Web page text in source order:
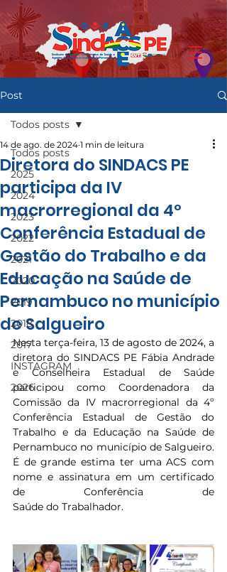
Post
Todos posts
2025
2024
2023
2022
2021
2020
2019
2018
2017
INSTAGRAM
2026
Todos posts
Diretora do SINDACS PE
participa da IV
macrorregional da 4º
Conferência Estadual de
Gestão do Trabalho e da
Educação na Saúde de
Pernambuco no município
de Salgueiro
14 de ago. de 2024 1 min de leitura
Nesta terça-feira, 13 de agosto de 2024, a
diretora do SINDACS PE Fábia Andrade
e Conselheira Estadual de Saúde
participou como Coordenadora da
Comissão da IV macrorregional da 4º
Conferência Estadual de Gestão do
Trabalho e da Educação na Saúde de
Pernambuco no município de Salgueiro.
É de grande estima ter uma ACS com
nome e assinatura em um certificado
de Conferência de
Saúde do Trabalhador.